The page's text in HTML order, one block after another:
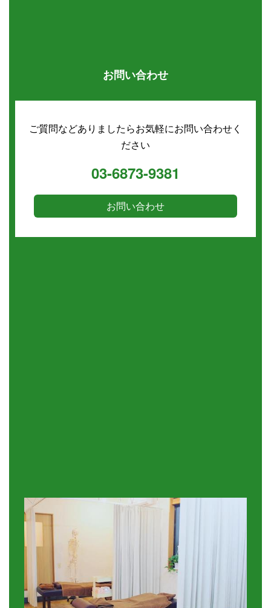
お問い合わせ
ご質問などありましたらお気軽にお問い合わせく
ださい
03-6873-9381
お問い合わせ